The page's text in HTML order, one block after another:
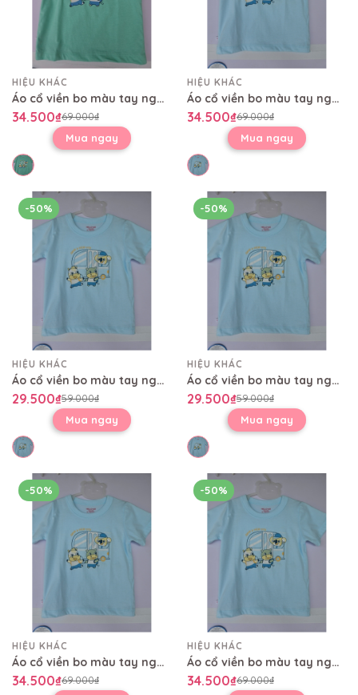
HIỆU KHÁC
Áo cổ viền bo màu tay ngắn AL0479
34.500₫69.000₫
Mua ngay
HIỆU KHÁC
Áo cổ viền bo màu tay ngắn AL0479
34.500₫69.000₫
Mua ngay
-50%
HIỆU KHÁC
Áo cổ viền bo màu tay ngắn AL0479
29.500₫59.000₫
Mua ngay
-50%
HIỆU KHÁC
Áo cổ viền bo màu tay ngắn AL0479
29.500₫59.000₫
Mua ngay
-50%
HIỆU KHÁC
Áo cổ viền bo màu tay ngắn AL0479
34.500₫69.000₫
-50%
HIỆU KHÁC
Áo cổ viền bo màu tay ngắn AL0479
34.500₫69.000₫